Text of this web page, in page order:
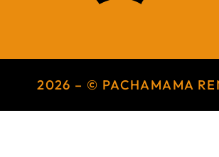
2026 – © PACHAMAMA